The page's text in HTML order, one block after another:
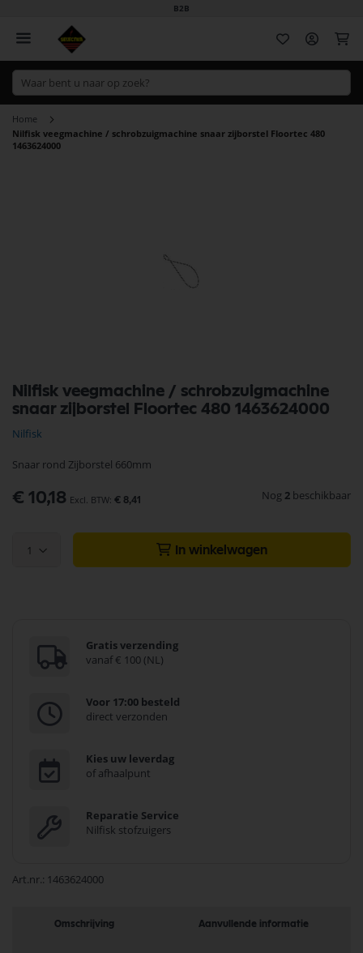
B2B
Home
Nilfisk veegmachine / schrobzuigmachine snaar zijborstel Floortec 480
1463624000
Nilfisk veegmachine / schrobzuigmachine
snaar zijborstel Floortec 480 1463624000
Nilfisk
Snaar rond Zijborstel 660mm
€ 10,18 € 8,41 Nog 2 beschikbaar
1 In winkelwagen
Gratis verzending
vanaf € 100 (NL)
Voor 17:00 besteld
direct verzonden
Kies uw leverdag
of afhaalpunt
Reparatie Service
Nilfisk stofzuigers
Art.nr. 1463624000
naar
het
van
afbeeldingen-
Omschrijving Aanvullende informatie